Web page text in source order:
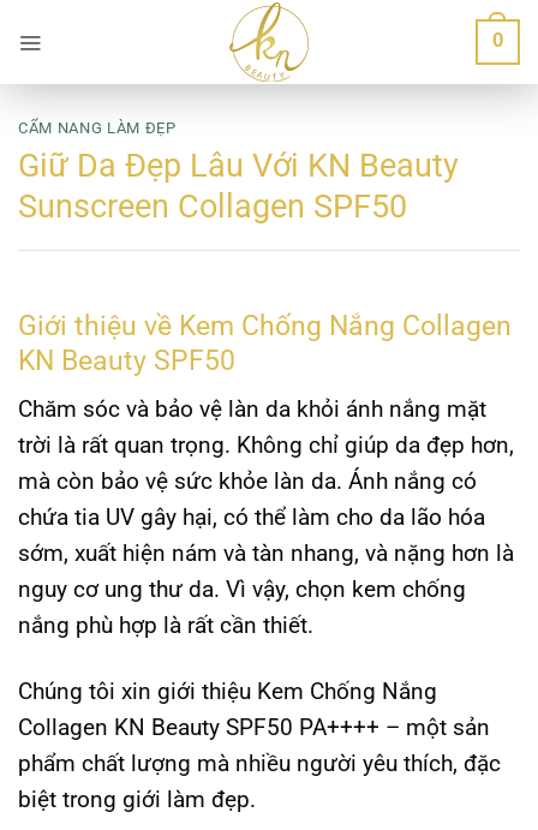
qua
nội
dung
0
CẨM NANG LÀM ĐẸP
Giữ Da Đẹp Lâu Với KN Beauty
Sunscreen Collagen SPF50
Giới thiệu về Kem Chống Nắng Collagen
KN Beauty SPF50
Chăm sóc và bảo vệ làn da khỏi ánh nắng mặt
trời là rất quan trọng. Không chỉ giúp da đẹp hơn,
mà còn bảo vệ sức khỏe làn da. Ánh nắng có
chứa tia UV gây hại, có thể làm cho da lão hóa
sớm, xuất hiện nám và tàn nhang, và nặng hơn là
nguy cơ ung thư da. Vì vậy, chọn kem chống
nắng phù hợp là rất cần thiết.
Chúng tôi xin giới thiệu Kem Chống Nắng
Collagen KN Beauty SPF50 PA++++ – một sản
phẩm chất lượng mà nhiều người yêu thích, đặc
biệt trong giới làm đẹp.